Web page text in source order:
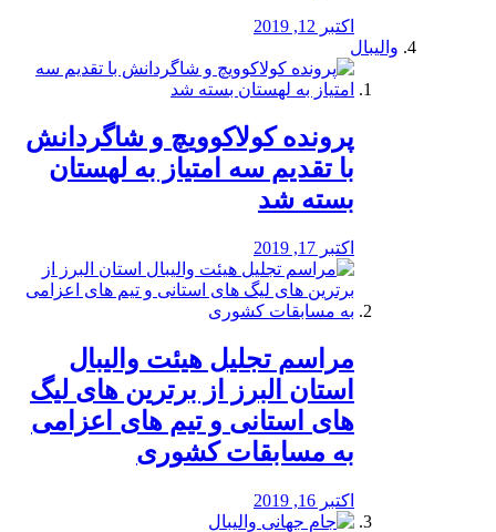
اکتبر 12, 2019
والیبال
پرونده کولاکوویچ و شاگردانش
با تقدیم سه امتیاز به لهستان
بسته شد
اکتبر 17, 2019
مراسم تجلیل هیئت والیبال
استان البرز از برترین های لیگ
های استانی و تیم های اعزامی
به مسابقات کشوری
اکتبر 16, 2019